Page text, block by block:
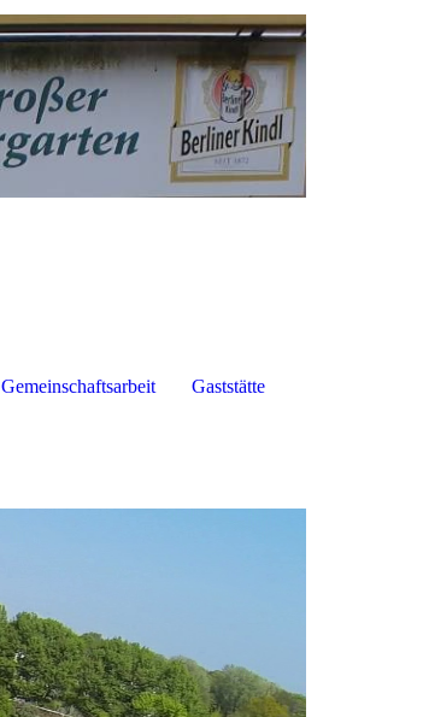
Gemeinschaftsarbeit Gaststätte